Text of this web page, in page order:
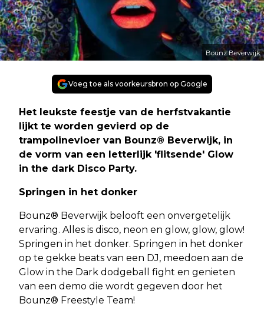
Bounz Beverwijk
Voeg toe als voorkeursbron op Google
Het leukste feestje van de herfstvakantie
lijkt te worden gevierd op de
trampolinevloer van Bounz® Beverwijk, in
de vorm van een letterlijk 'flitsende' Glow
in the dark Disco Party.
Springen in het donker
Bounz® Beverwijk belooft een onvergetelijk
ervaring. Alles is disco, neon en glow, glow, glow!
Springen in het donker. Springen in het donker
op te gekke beats van een DJ, meedoen aan de
Glow in the Dark dodgeball fight en genieten
van een demo die wordt gegeven door het
Bounz® Freestyle Team!